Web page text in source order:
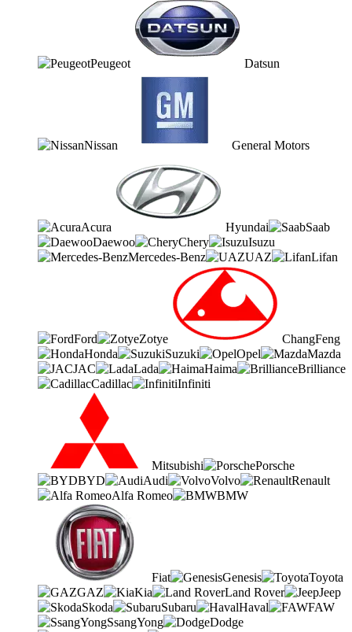
Peugeot Datsun
Nissan General Motors
Acura Hyundai
Saab
Daewoo
Chery
Isuzu
Mercedes-Benz
UAZ Lifan
Ford Zotye
ChangFeng
Honda
Suzuki Opel
Mazda
JAC
Lada Haima
Brilliance
Cadillac
Infiniti
Mitsubishi
Porsche
BYD
Audi Volvo
Renault
Alfa Romeo
BMW
Fiat Genesis
Toyota
GAZ
Kia Land Rover
Jeep
Skoda
Subaru Haval
FAW
SsangYong
Dodge